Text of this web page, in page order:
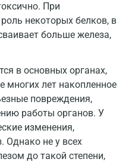
При
некоторых белков, в
больше железа,
в основных органах,
многих лет накопленное
повреждения,
работы органов. У
изменения,
не у всех
до такой степени,